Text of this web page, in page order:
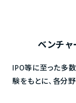
ベンチャ
IPO等に至った多
験をもとに、各分